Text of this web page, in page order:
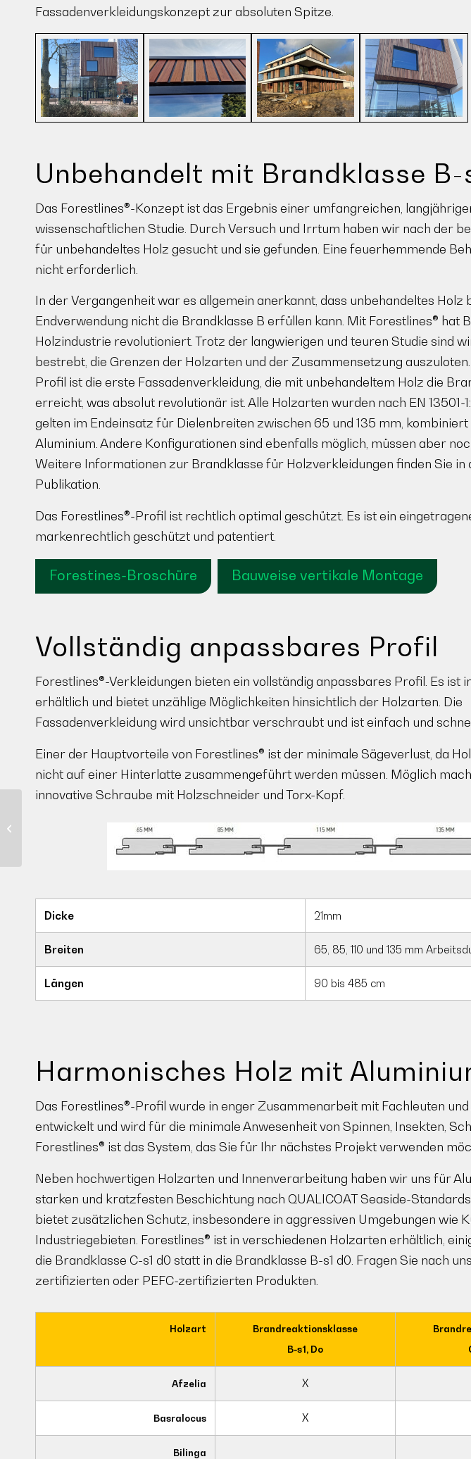
Fassadenverkleidungskonzept zur absoluten Spitze.
Unbehandelt mit Brandklasse B-
Das Forestlines®-Konzept ist das Ergebnis einer umfangreichen,
wissenschaftlichen Studie. Durch Versuch und Irrtum haben wir nach der
für unbehandeltes Holz gesucht und sie gefunden. Eine feuerhemmende
nicht erforderlich.
In der Vergangenheit war es allgemein anerkannt, dass unbehandeltes Holz
Endverwendung nicht die Brandklasse B erfüllen kann. Mit Forestlines® hat
Holzindustrie revolutioniert. Trotz der langwierigen und teuren Studie sind
bestrebt, die Grenzen der Holzarten und der Zusammensetzung
Profil ist die erste Fassadenverkleidung, die mit unbehandeltem Holz die
erreicht, was absolut revolutionär ist. Alle Holzarten wurden nach EN 13501-
gelten im Endeinsatz für Dielenbreiten zwischen 65 und 135 mm,
Aluminium. Andere Konfigurationen sind ebenfalls möglich, müssen aber
Weitere Informationen zur Brandklasse für Holzverkleidungen finden Sie in
Publikation.
Das Forestlines®-Profil ist rechtlich optimal geschützt. Es ist ein
markenrechtlich geschützt und patentiert.
Forestines-Broschüre Bauweise vertikale Montage
Vollständig anpassbares Profil
Forestlines®-Verkleidungen bieten ein vollständig anpassbares Profil. Es ist
erhältlich und bietet unzählige Möglichkeiten hinsichtlich der Holzarten. Die
Fassadenverkleidung wird unsichtbar verschraubt und ist einfach und
Einer der Hauptvorteile von Forestlines® ist der minimale Sägeverlust, da
nicht auf einer Hinterlatte zusammengeführt werden müssen. Möglich
innovative Schraube mit Holzschneider und Torx-Kopf.
Dicke 21mm
Breiten 65, 85, 110 und 135 mm
Längen 90 bis 485 cm
Harmonisches Holz mit
Das Forestlines®-Profil wurde in enger Zusammenarbeit mit Fachleuten
entwickelt und wird für die minimale Anwesenheit von Spinnen, Insekten,
Forestlines® ist das System, das Sie für Ihr nächstes Projekt verwenden
Neben hochwertigen Holzarten und Innenverarbeitung haben wir uns für
starken und kratzfesten Beschichtung nach QUALICOAT Seaside-
bietet zusätzlichen Schutz, insbesondere in aggressiven Umgebungen wie
Industriegebieten. Forestlines® ist in verschiedenen Holzarten erhältlich,
die Brandklasse C-s1 d0 statt in die Brandklasse B-s1 d0. Fragen Sie nach
zertifizierten oder PEFC-zertifizierten Produkten.
Holzart
Brandreaktionsklasse
B-s1, Do
Afzelia X
Basralocus X
Bilinga